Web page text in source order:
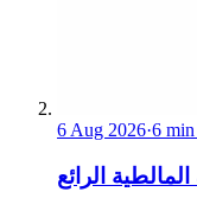
6 Aug 2026·6 min
الرائع